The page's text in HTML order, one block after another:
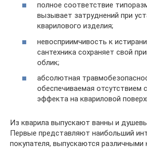
полное соответствие
вызывает затруднений при
кварилового изделия;
невосприимчивость к
сантехника сохраняет свой
облик;
абсолютная
обеспечиваемая отсутствием
эффекта на квариловой
Из кварила выпускают ванны и
Первые представляют наибольший
покупателя, выпускаются различными